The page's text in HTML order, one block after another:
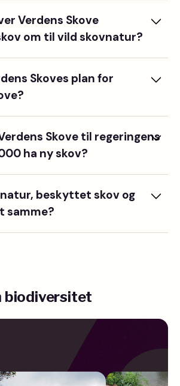
Verdens Skove
om til vild skovnatur?
Skoves plan for
Skove til regeringens
ha ny skov?
beskyttet skov og
samme?
biodiversitet